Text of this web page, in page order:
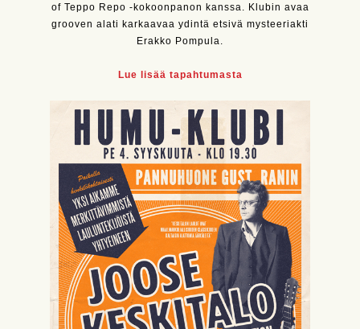
of Teppo Repo -kokoonpanon kanssa. Klubin avaa
grooven alati karkaavaa ydintä etsivä mysteeriakti
Erakko Pompula.
Lue lisää tapahtumasta